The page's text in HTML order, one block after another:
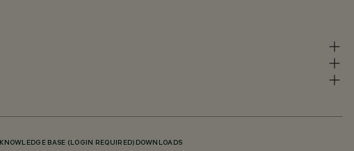
KNOWLEDGE BASE (LOGIN REQUIRED) DOWNLOADS